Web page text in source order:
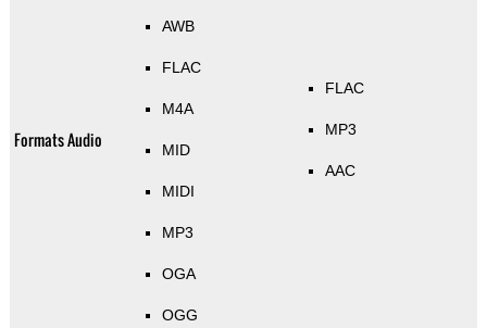
Formats Audio
AWB
FLAC
M4A
MID
MIDI
MP3
OGA
OGG
FLAC
MP3
AAC